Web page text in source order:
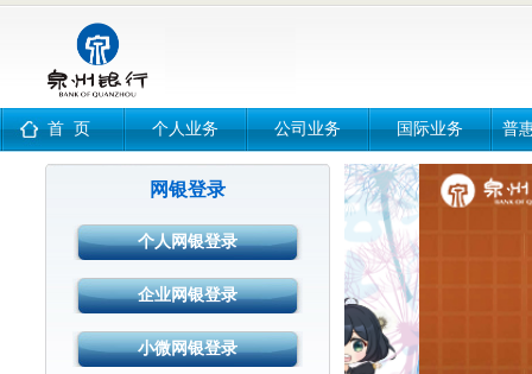
个人业务 公司业务 国际业务 普
首 页
网银登录